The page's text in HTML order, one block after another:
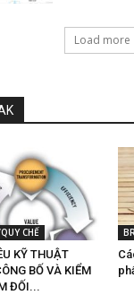
Load more
CHẾ
KỸ THUẬT
BỐ VÀ KIỂM
ĐỐI...